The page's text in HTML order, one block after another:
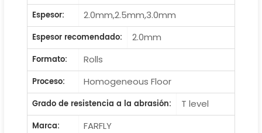
Espesor:
2.0mm,2.5mm,3.0mm
Espesor recomendado:
2.0mm
Formato:
Rolls
Proceso:
Homogeneous Floor
Grado de resistencia a la abrasión:
T level
Marca:
FARFLY